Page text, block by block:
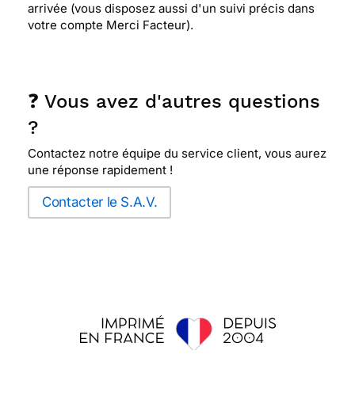
arrivée (vous disposez aussi d'un suivi précis dans
votre compte Merci Facteur).
❓ Vous avez d'autres questions
?
Contactez notre équipe du service client, vous aurez
une réponse rapidement !
Contacter le S.A.V.